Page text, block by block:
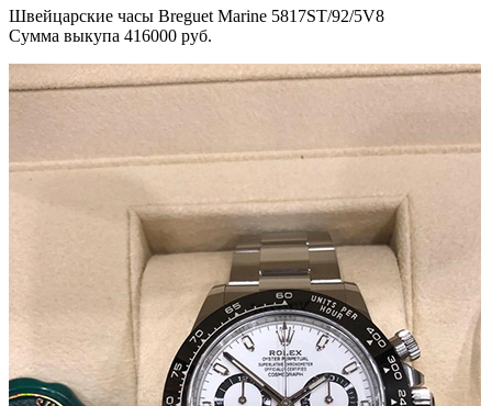
Швейцарские часы Breguet Marine 5817ST/92/5V8
Сумма выкупа 416000 руб.